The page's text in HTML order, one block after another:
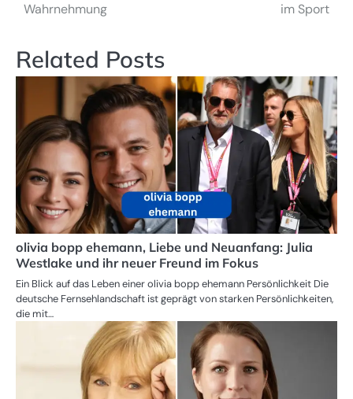
Wahrnehmung
im Sport
Related Posts
olivia bopp ehemann, Liebe und Neuanfang: Julia
Westlake und ihr neuer Freund im Fokus
Ein Blick auf das Leben einer olivia bopp ehemann Persönlichkeit Die
deutsche Fernsehlandschaft ist geprägt von starken Persönlichkeiten,
die mit…